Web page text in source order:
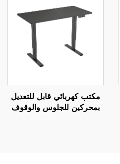
مكتب كهربائي قابل للتعديل
بمحركين للجلوس والوقوف